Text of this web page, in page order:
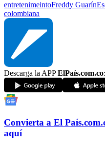
entretenimeintoFreddy Guarín
colombiana
Descarga la APPElPaís.com.co:
Convierta a El País
aquí